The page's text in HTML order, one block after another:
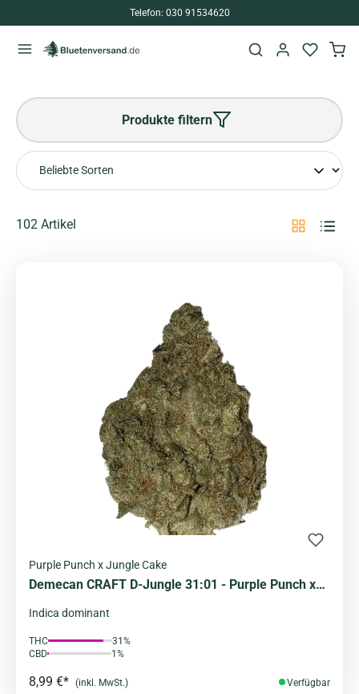
Telefon: 030 91534620
Produkte filtern
102 Artikel
Purple Punch x Jungle Cake
Demecan CRAFT D-Jungle 31:01 - Purple Punch x
Indica dominant
THC
31%
CBD
1%
8,99 €* (inkl. MwSt.) Verfügbar